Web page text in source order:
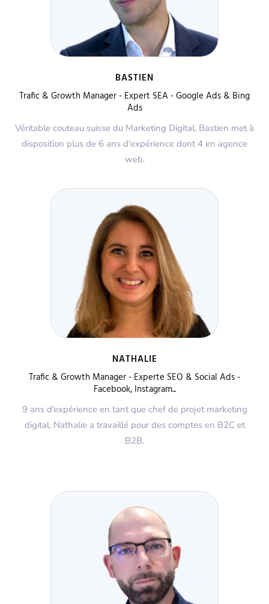
BASTIEN
Trafic & Growth Manager - Expert SEA - Google Ads & Bing
Ads
Véritable couteau suisse du Marketing Digital, Bastien met à
disposition plus de 6 ans d'expérience dont 4 en agence
web.
NATHALIE
Trafic & Growth Manager - Experte SEO & Social Ads -
Facebook, Instagram...
9 ans d’expérience en tant que chef de projet marketing
digital, Nathalie a travaillé pour des comptes en B2C et
B2B.